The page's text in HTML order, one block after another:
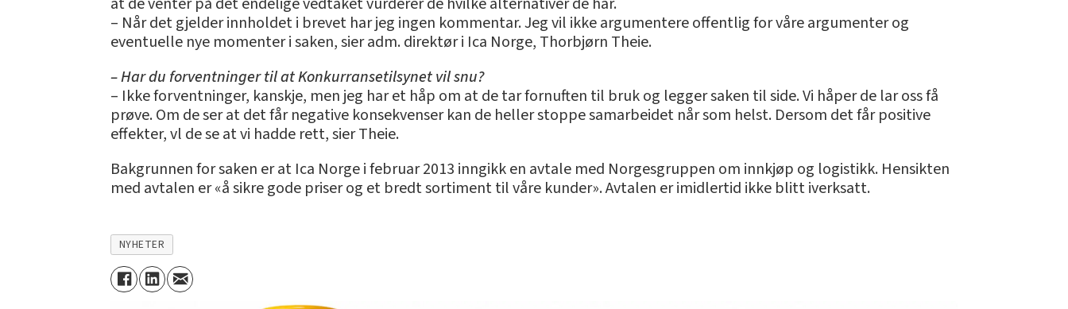
– Når det gjelder innholdet i brevet har jeg ingen kommentar. Jeg vil ikke argumentere offentlig for våre argumenter og
eventuelle nye momenter i saken, sier adm. direktør i Ica Norge, Thorbjørn Theie.
– Har du forventninger til at Konkurransetilsynet vil snu?
– Ikke forventninger, kanskje, men jeg har et håp om at de tar fornuften til bruk og legger saken til side. Vi håper de lar oss få
prøve. Om de ser at det får negative konsekvenser kan de heller stoppe samarbeidet når som helst. Dersom det får positive
effekter, vl de se at vi hadde rett, sier Theie.
Bakgrunnen for saken er at Ica Norge i februar 2013 inngikk en avtale med Norgesgruppen om innkjøp og logistikk. Hensikten
med avtalen er «å sikre gode priser og et bredt sortiment til våre kunder». Avtalen er imidlertid ikke blitt iverksatt.
NYHETER